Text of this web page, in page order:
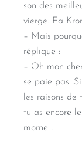
son des
vierge. Ea
– Mais
réplique :
– Oh mon
se paie pas
les raisons
tu as encore
morne !